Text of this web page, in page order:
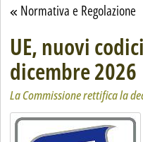
Torna alla sezione
Normativa e Regolazione
UE, nuovi
dicembre 2026
La Commissione rettifica la